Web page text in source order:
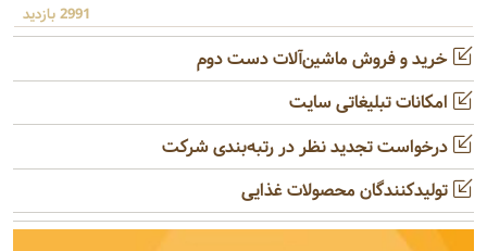
2991 بازدید
خرید و فروش ماشین‌آلات دست دوم
امکانات تبلیغاتی سایت
درخواست تجدید نظر در رتبه‌بندی شرکت
تولیدکنندگان محصولات غذایی